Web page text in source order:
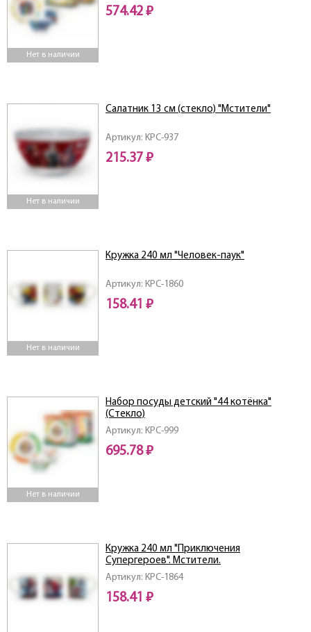
Нет в наличии
574.42 ₽
Нет в наличии
Артикул: KPC-937
Салатник 13 см (стекло) "Мстители"
215.37 ₽
Нет в наличии
Артикул: КРС-1860
Кружка 240 мл "Человек-паук"
158.41 ₽
Нет в наличии
Артикул: KPC-999
Набор посуды детский "44 котёнка"
(Стекло)
695.78 ₽
Артикул: КРС-1864
Кружка 240 мл "Приключения
Супергероев". Мстители.
158.41 ₽